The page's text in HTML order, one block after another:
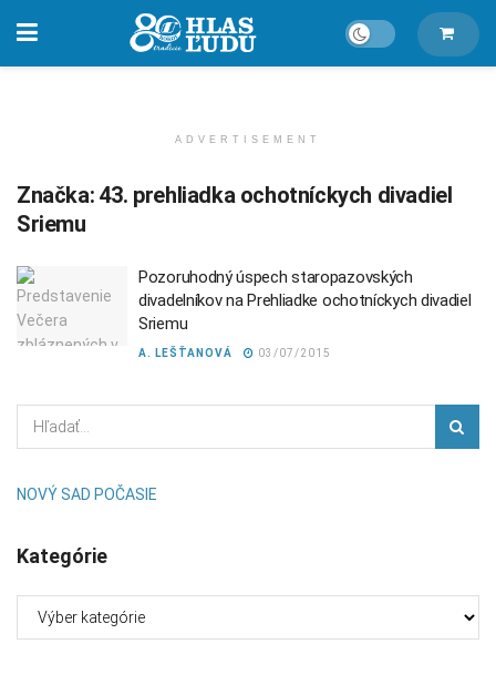
ADVERTISEMENT
Značka: 43. prehliadka ochotníckych divadiel
Sriemu
Pozoruhodný úspech staropazovských
divadelníkov na Prehliadke ochotníckych divadiel
Sriemu
A. LEŠŤANOVÁ 03/07/2015
NOVÝ SAD POČASIE
Kategórie